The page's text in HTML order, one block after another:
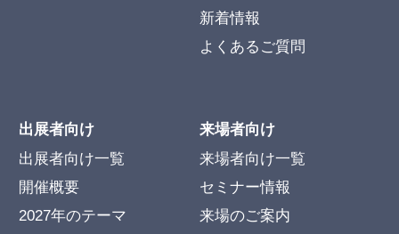
新着情報
よくあるご質問
出展者向け
出展者向け一覧
開催概要
2027年のテーマ
来場者向け
来場者向け一覧
セミナー情報
来場のご案内